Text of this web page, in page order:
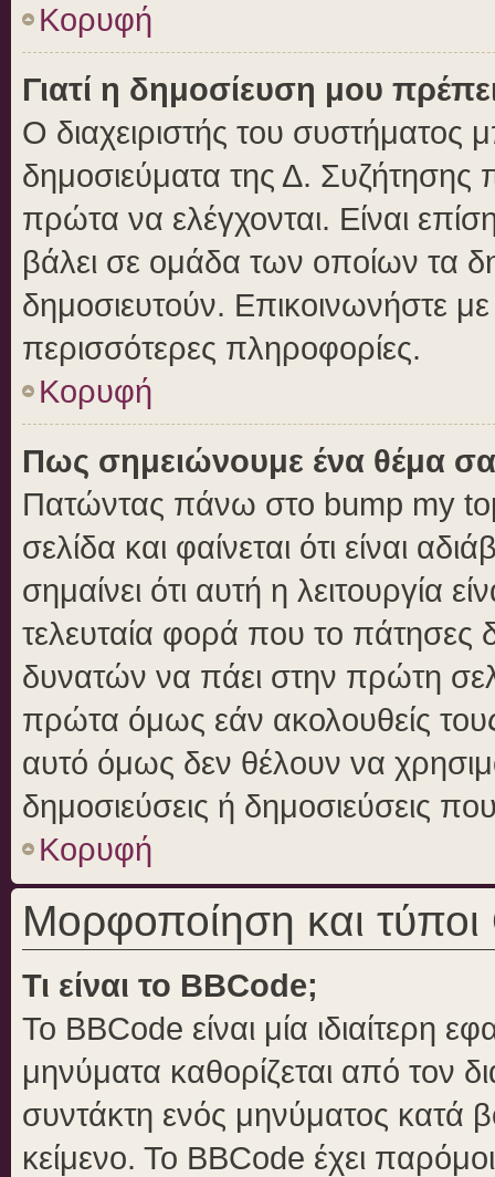
Κορυφή
Γιατί η δημοσίευση μου
Ο διαχειριστής του συστήματος
δημοσιεύματα της Δ. Συζήτησης
πρώτα να ελέγχονται. Είναι
βάλει σε ομάδα των οποίων τα
δημοσιευτούν. Επικοινωνήστε
περισσότερες πληροφορίες.
Κορυφή
Πως σημειώνουμε ένα θέμα
Πατώντας πάνω στο bump my
σελίδα και φαίνεται ότι είναι
σημαίνει ότι αυτή η λειτουργία
τελευταία φορά που το πάτησες
δυνατών να πάει στην πρώτη
πρώτα όμως εάν ακολουθείς
αυτό όμως δεν θέλουν να
δημοσιεύσεις ή δημοσιεύσεις
Κορυφή
Μορφοποίηση και
Τι είναι το BBCode;
Το BBCode είναι μία ιδιαίτερη
μηνύματα καθορίζεται από τον
συντάκτη ενός μηνύματος κατά
κείμενο. Το BBCode έχει